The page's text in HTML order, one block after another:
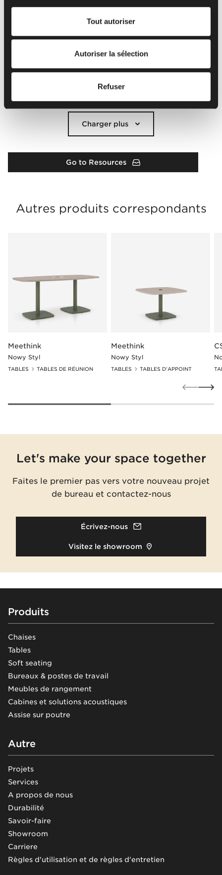
d'informations sur l'utilisation des cookies par nous et
nos partenaires et le traitement de vos données
personnelles, y compris vos droits, veuillez consulter
Tout autoriser
Autoriser la sélection
Refuser
Charger plus
Go to Resources
Autres produits correspondants
Meethink
Nowy Styl
TABLES TABLES DE RÉUNION
Meethink
Nowy Styl
TABLES TABLES D'APPOINT
Let's make your space together
Faites le premier pas vers votre nouveau projet
de bureau et contactez-nous
Écrivez-nous
Visitez le showroom
Footer
Produits
Chaises
Tables
Soft seating
Bureaux & postes de travail
Meubles de rangement
Cabines et solutions acoustiques
Assise sur poutre
Autre
Projets
Services
A propos de nous
Durabilité
Savoir-faire
Showroom
Carriere
Règles d'utilisation et de règles d'entretien